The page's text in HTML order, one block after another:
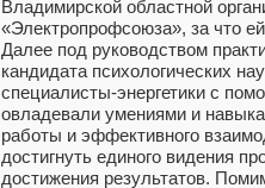
Владимирской областной
«Электропрофсоюза», за что
Далее под руководством
кандидата психологических
специалисты-энергетики с
овладевали умениями и
работы и эффективного
достигнуть единого видения
достижения результатов.